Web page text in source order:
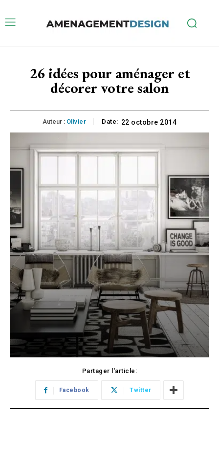
26 idées pour aménager et
décorer votre salon
Auteur : Olivier Date: 22 octobre 2014
Partager l'article:
Facebook Twitter